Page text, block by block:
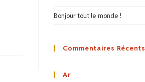
Bonjour tout le monde !
Commentaires Récents
Ar